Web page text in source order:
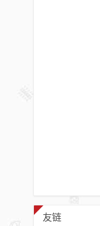
友链